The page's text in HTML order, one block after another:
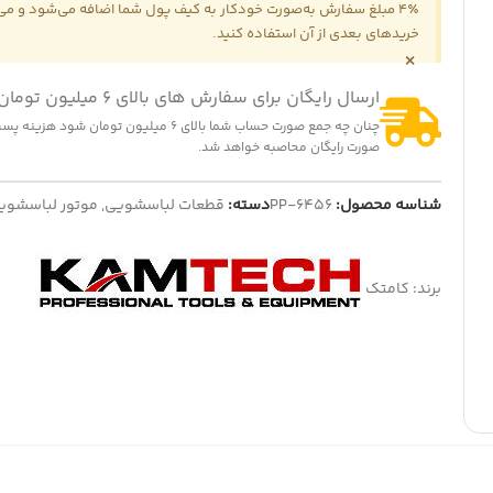
4٪ مبلغ سفارش به‌صورت خودکار به کیف پول شما اضافه می‌شود و
خریدهای بعدی از آن استفاده کنید.
×
ارسال رایگان برای سفارش های بالای 6 میلیون تومان
چنان چه جمع صورت حساب شما بالای 6 میلیون تومان
صورت رایگان محاصبه خواهد شد.
شناسه محصول: PP-6456دسته: قطعات لباسشویی, موتور
برند: کامتک
سینی مایکروویو سایز 18 سانتی متر
تومان139,000تومان
-14%
المنت هواپز 1300 وات
375,000 تومان 322,000 تومان
نمایش قیمت عمده